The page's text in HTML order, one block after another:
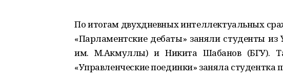
По итогам двухдневных интеллектуальных
«Парламентские дебаты» заняли студенты
им. М.Акмуллы) и Никита Шабанов (БГУ).
«Управленческие поединки» заняла студентка